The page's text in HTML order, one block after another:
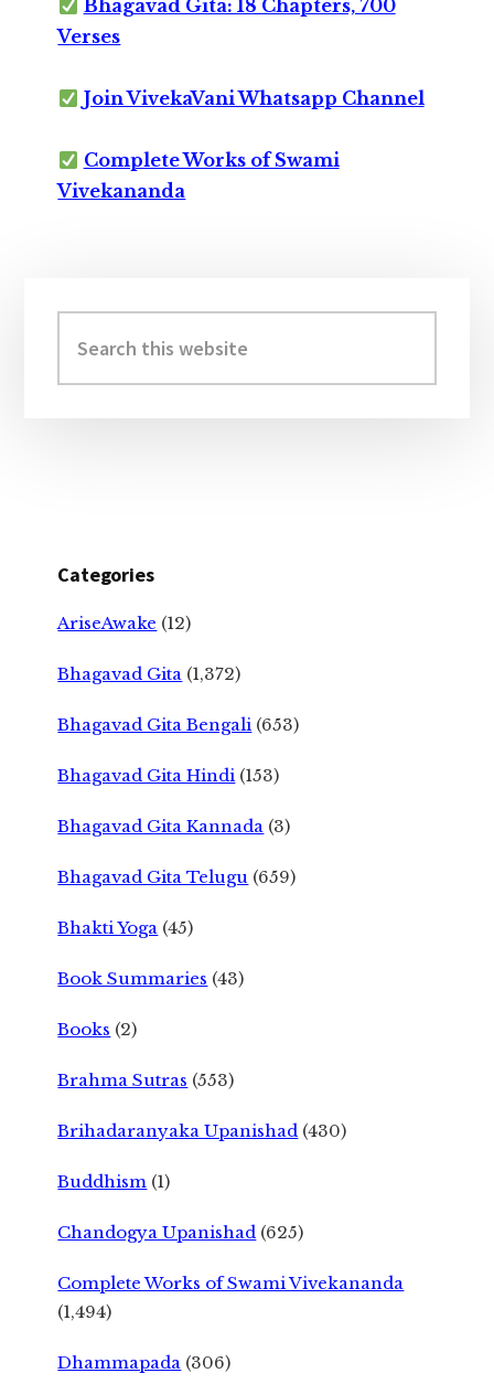
Bhagavad Gita: 18 Chapters, 700
Verses
Join VivekaVani Whatsapp Channel
Complete Works of Swami
Vivekananda
Sidebar
this
website
Categories
AriseAwake (12)
Bhagavad Gita (1,372)
Bhagavad Gita Bengali (653)
Bhagavad Gita Hindi (153)
Bhagavad Gita Kannada (3)
Bhagavad Gita Telugu (659)
Bhakti Yoga (45)
Book Summaries (43)
Books (2)
Brahma Sutras (553)
Brihadaranyaka Upanishad (430)
Buddhism (1)
Chandogya Upanishad (625)
Complete Works of Swami Vivekananda
(1,494)
Dhammapada (306)